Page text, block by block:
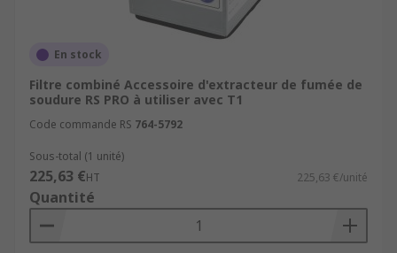
En stock
Filtre combiné Accessoire d'extracteur de fumée de
soudure RS PRO à utiliser avec T1
Code commande RS 764-5792
Sous-total (1 unité)
225,63 €HT 225,63 €/unité
Quantité